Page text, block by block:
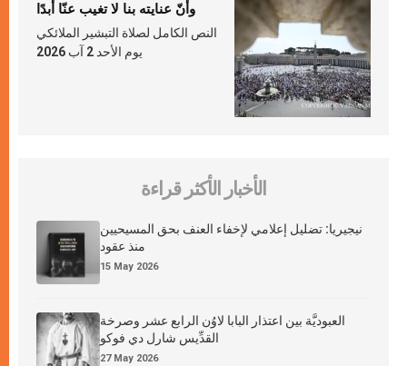
وأنّ عنايته بنا لا تغيب عنّا أبدًا
النص الكامل لصلاة التبشير الملائكي
يوم الأحد 2 آب 2026
الأخبار الأكثر قراءة
نيجيريا: تضليل إعلامي لإخفاء العنف بحق المسيحيين
منذ عقود
15 May 2026
العبوديَّة بين اعتذار البابا لاوُن الرابع عشر وصرخة
القدِّيس شارل دي فوكو
27 May 2026